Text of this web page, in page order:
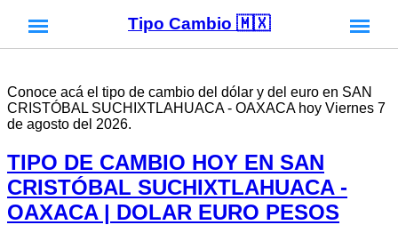
Tipo Cambio 🇲🇽
Conoce acá el tipo de cambio del dólar y del euro en SAN
CRISTÓBAL SUCHIXTLAHUACA - OAXACA hoy Viernes 7
de agosto del 2026.
TIPO DE CAMBIO HOY EN SAN
CRISTÓBAL SUCHIXTLAHUACA -
OAXACA | DOLAR EURO PESOS